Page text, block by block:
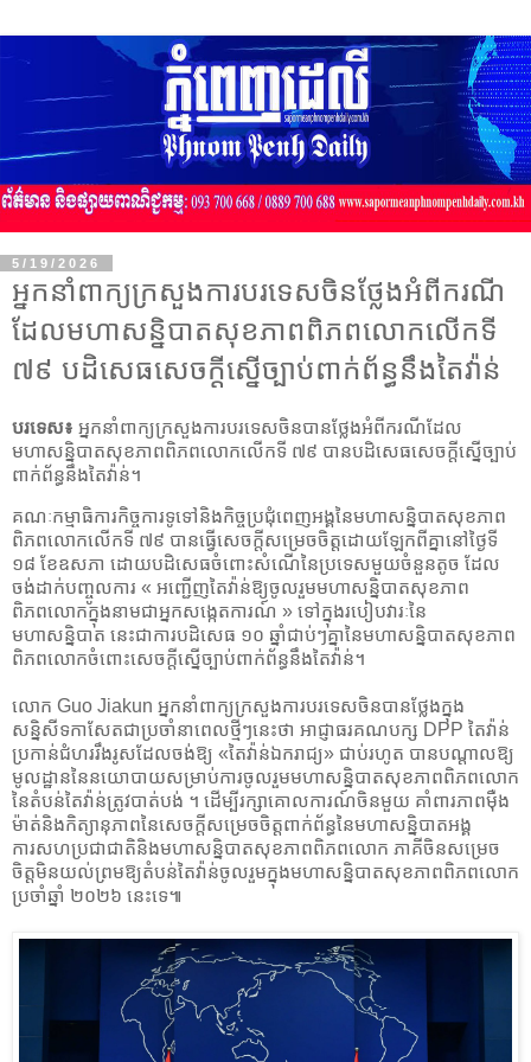
5/19/2026
អ្នកនាំពាក្យក្រសួងការបរទេសចិនថ្លែងអំពីករណី
ដែលមហាសន្និបាតសុខភាពពិភពលោកលើកទី
៧៩ បដិសេធសេចក្តីស្នើច្បាប់ពាក់ព័ន្ធនឹងតៃវ៉ាន់
បរទេស៖ អ្នកនាំពាក្យក្រសួងការបរទេសចិនបានថ្លែងអំពីករណីដែល
មហាសន្និបាតសុខភាពពិភពលោកលើកទី ៧៩ បានបដិសេធសេចក្តីស្នើច្បាប់
ពាក់ព័ន្ធនឹងតៃវ៉ាន់។
គណៈកម្មាធិការកិច្ចការទូទៅនិងកិច្ចប្រជុំពេញអង្គនៃមហាសន្និបាតសុខភាព
ពិភពលោកលើកទី ៧៩ បានធ្វើសេចក្តីសម្រេចចិត្តដោយឡែកពីគ្នានៅថ្ងៃទី
១៨ ខែឧសភា ដោយបដិសេធចំពោះសំណើនៃប្រទេសមួយចំនួនតូច ដែល
ចង់ដាក់បញ្ចូលការ « អញ្ជើញតៃវ៉ាន់ឱ្យចូលរួមមហាសន្និបាតសុខភាព
ពិភពលោកក្នុងនាមជាអ្នកសង្កេតការណ៍ » ទៅក្នុងរបៀបវារៈនៃ
មហាសន្និបាត នេះជាការបដិសេធ ១០ ឆ្នាំជាប់ៗគ្នានៃមហាសន្និបាតសុខភាព
ពិភពលោកចំពោះសេចក្តីស្នើច្បាប់ពាក់ព័ន្ធនឹងតៃវ៉ាន់។
លោក Guo Jiakun អ្នកនាំពាក្យក្រសួងការបរទេសចិនបានថ្លែងក្នុង
សន្និសីទកាសែតជាប្រចាំនាពេលថ្មីៗនេះថា អាជ្ញាធរគណបក្ស DPP តៃវ៉ាន់
ប្រកាន់ជំហររឹងរូសដែលចង់ឱ្យ «តៃវ៉ាន់ឯករាជ្យ» ជាប់រហូត បានបណ្តាលឱ្យ
មូលដ្ឋាននៃនយោបាយសម្រាប់ការចូលរួមមហាសន្និបាតសុខភាពពិភពលោក
នៃតំបន់តៃវ៉ាន់ត្រូវបាត់បង់ ។ ដើម្បីរក្សាគោលការណ៍ចិនមួយ គាំពារភាពម៉ឺង
ម៉ាត់និងកិត្យានុភាពនៃសេចក្តីសម្រេចចិត្តពាក់ព័ន្ធនៃមហាសន្និបាតអង្គ
ការសហប្រជាជាតិនិងមហាសន្និបាតសុខភាពពិភពលោក ភាគីចិនសម្រេច
ចិត្តមិនយល់ព្រមឱ្យតំបន់តៃវ៉ាន់ចូលរួមក្នុងមហាសន្និបាតសុខភាពពិភពលោក
ប្រចាំឆ្នាំ ២០២៦ នេះទេ៕